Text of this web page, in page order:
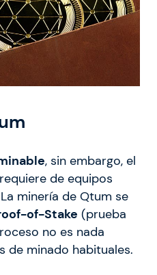
, sin embargo, el
de equipos
minería de Qtum se
of-Stake (prueba
no es nada
de minado habituales.